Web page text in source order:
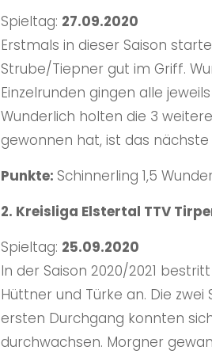
Spieltag: 27.09.2020
Erstmals in dieser Saison
Strube/Tiepner gut im Griff.
Einzelrunden gingen alle
Wunderlich holten die 3
gewonnen hat, ist das
Punkte:Schinnerling 1,5
2. Kreisliga Elstertal TTV
Spieltag: 25.09.2020
In der Saison 2020/2021
Hüttner und Türke an. Die
ersten Durchgang konnten
durchwachsen. Morgner